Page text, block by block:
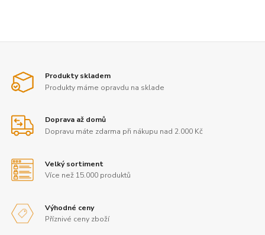
Produkty skladem
Produkty máme opravdu na sklade
Doprava až domů
Dopravu máte zdarma při nákupu nad 2.000 Kč
Velký sortiment
Více než 15.000 produktů
Výhodné ceny
Příznivé ceny zboží